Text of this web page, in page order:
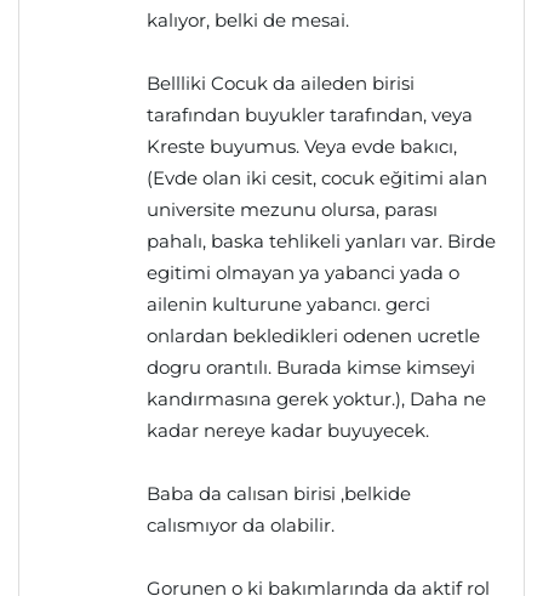
kalıyor, belki de mesai.
Bellliki Cocuk da aileden birisi
tarafından buyukler tarafından, veya
Kreste buyumus. Veya evde bakıcı,
(Evde olan iki cesit, cocuk eğitimi alan
universite mezunu olursa, parası
pahalı, baska tehlikeli yanları var. Birde
egitimi olmayan ya yabanci yada o
ailenin kulturune yabancı. gerci
onlardan bekledikleri odenen ucretle
dogru orantılı. Burada kimse kimseyi
kandırmasına gerek yoktur.), Daha ne
kadar nereye kadar buyuyecek.
Baba da calısan birisi ,belkide
calısmıyor da olabilir.
Gorunen o ki bakımlarında da aktif rol